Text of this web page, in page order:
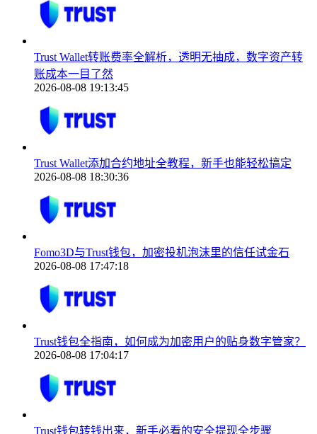
Trust Wallet转账费率全解析，透明无抽成，数字资产转
账成本一目了然
2026-08-08 19:13:45
Trust Wallet添加合约地址全教程，新手也能轻松搞定
2026-08-08 18:30:36
Fomo3D与Trust钱包，加密投机泡沫里的信任试金石
2026-08-08 17:47:18
Trust钱包全指南，如何成为加密用户的贴身数字管家？
2026-08-08 17:04:17
Trust钱包转钱出来，新手必看的安全提现全步骤